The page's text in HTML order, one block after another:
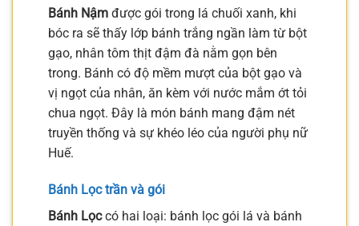
Bánh Nậm được gói trong lá chuối xanh, khi
bóc ra sẽ thấy lớp bánh trắng ngần làm từ bột
gạo, nhân tôm thịt đậm đà nằm gọn bên
trong. Bánh có độ mềm mượt của bột gạo và
vị ngọt của nhân, ăn kèm với nước mắm ớt tỏi
chua ngọt. Đây là món bánh mang đậm nét
truyền thống và sự khéo léo của người phụ nữ
Huế.
Bánh Lọc trần và gói
Bánh Lọccó hai loại: bánh lọc gói lá và bánh